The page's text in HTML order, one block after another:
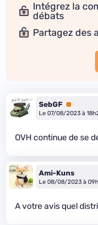
Intégrez la
débats
Partagez des
SebGF Premium
Le 07/08/2023 à
OVH continue de se
Ami-Kuns
Le 08/08/2023 à
A votre avis quel